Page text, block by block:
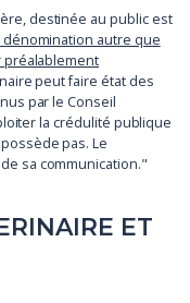
destinée au public est
dénomination autre que
préalablement
peut faire état des
par le Conseil
la crédulité publique
pas. Le
sa communication."
ET